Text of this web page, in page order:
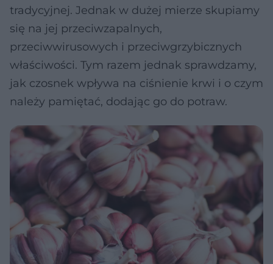
tradycyjnej. Jednak w dużej mierze skupiamy
się na jej przeciwzapalnych,
przeciwwirusowych i przeciwgrzybicznych
właściwości. Tym razem jednak sprawdzamy,
jak czosnek wpływa na ciśnienie krwi i o czym
należy pamiętać, dodając go do potraw.